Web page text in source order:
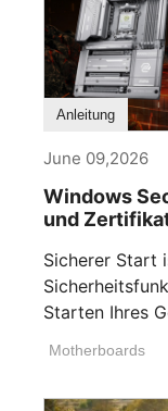
Anleitung
June 09,2026
Windows
und
Sicherer Start
Starten Ihres
Motherboards